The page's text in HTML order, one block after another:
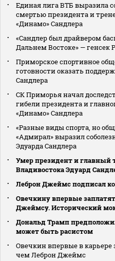
Единая лига ВТБ выразила
смертью президента и
«Динамо» Сандлера
«Сандлер был драйвером
Дальнем Востоке» — генсек
Приморское спортивное
готовности оказать
Сандлера
СК Приморья начал
гибели президента и
«Динамо» Сандлера
«Разные виды спорта, но
«Адмирал» выразил
Эдуарда Сандлера
Умер президент и главный
Владивостока Эдуард
Леброн Джеймс подписал
Овечкину впервые
Джеймсу. Исторический
Дональд Трамп
может быть расистом
Овечкин впервые в карьере
чем Леброн Джеймс